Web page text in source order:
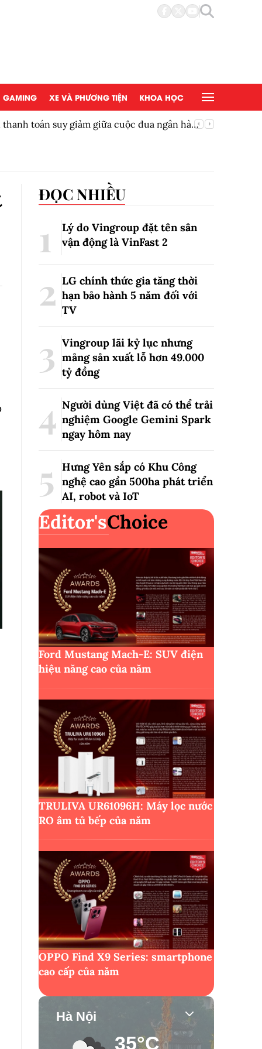
GAMING XE VÀ PHƯƠNG TIỆN KHOA HỌC
toán suy giảm giữa cuộc đua ngân hàng
ĐỌC NHIỀU
Lý do Vingroup đặt tên sân
vận động là VinFast2
LG chính thức gia tăng thời
hạn bảo hành 5 năm đối với
TV
Vingroup lãi kỷ lục nhưng
mảng sản xuất lỗ hơn 49.000
tỷ đồng
Người dùng Việt đã có thể trải
nghiệm Google Gemini Spark
ngay hôm nay
Hưng Yên sắp có Khu Công
nghệ cao gần 500ha phát triển
AI, robot và IoT
Editor'sChoice
Ford Mustang Mach-E: SUV điện
hiệu năng cao của năm
TRULIVA UR61096H: Máy lọc nước
RO âm tủ bếp của năm
OPPO Find X9 Series: smartphone
cao cấp của năm
Hà Nội
35°C